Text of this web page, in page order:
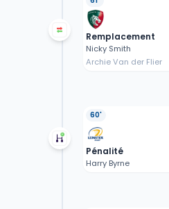
Remplacement
Nicky Smith
Archie Van der Flier
60'
Pénalité
Harry Byrne